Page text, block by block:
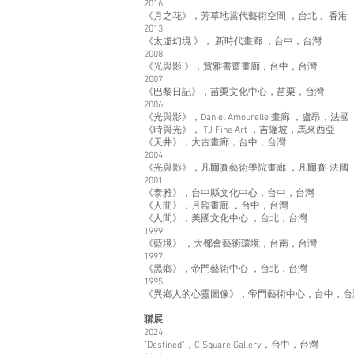
2016
《月之花》，芳草地當代藝術空間 ，台北 、香港
2013
《太虛幻境 》， 新時代畫廊 ，台中，台灣
2008
《光與影 》，賞雅書齋畫廊，台中，台灣
2007
《巴黎日記》，苗栗文化中心，苗栗，台灣
2006
《光與影》，Daniel Amourelle 畫廊 ，盧昂，法國
《時與光》， TJ Fine Art ，吉隆坡，馬來西亞
《天井》，大古畫廊，台中，台灣
2004
《光與影》，凡爾賽藝術學院畫廊 ，凡爾賽-法國
2001
《泰雅》，台中縣文化中心，台中，台灣
《人間》，月臨畫廊 ，台中，台灣
《人間》，美國文化中心 ，台北，台灣
1999
《藍境》 ，大都會藝術環境，台南，台灣
1997
《黑鄉》，帝門藝術中心 ，台北，台灣
1995
《異鄉人的心靈圖像》，帝門藝術中心，台中，
聯展
2024
"Destined"，C Square Gallery，台中，台灣